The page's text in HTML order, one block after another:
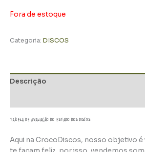
Fora de estoque
Categoria: DISCOS
Descrição
TABELA DE AVALIAÇÃo do estado dos discos
Aqui na CrocoDiscos, nosso objetivo é